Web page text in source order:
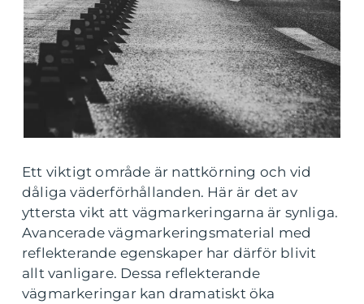
Ett viktigt område är nattkörning och vid
dåliga väderförhållanden. Här är det av
yttersta vikt att vägmarkeringarna är synliga.
Avancerade vägmarkeringsmaterial med
reflekterande egenskaper har därför blivit
allt vanligare. Dessa reflekterande
vägmarkeringar kan dramatiskt öka